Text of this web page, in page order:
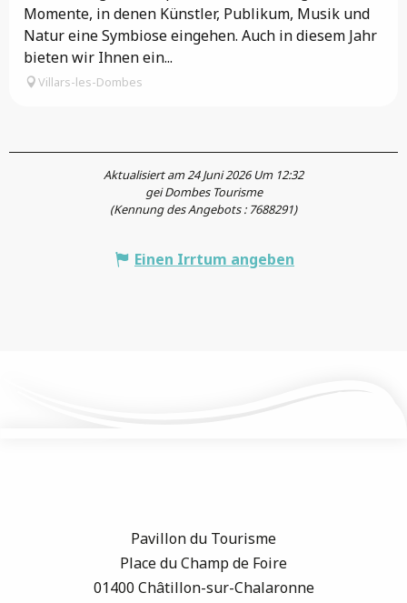
Momente, in denen Künstler, Publikum, Musik und
Natur eine Symbiose eingehen. Auch in diesem Jahr
bieten wir Ihnen ein...
Villars-les-Dombes
Aktualisiert am 24 Juni 2026 Um 12:32
gei Dombes Tourisme
(Kennung des Angebots : 7688291)
Einen Irrtum angeben
Pavillon du Tourisme
Place du Champ de Foire
01400 Châtillon-sur-Chalaronne